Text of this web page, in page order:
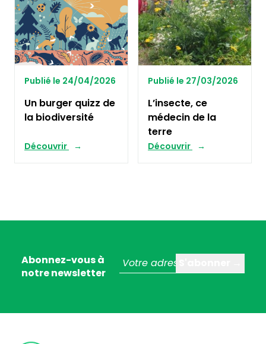
Publié le 24/04/2026
Un burger quizz de
la biodiversité
Découvrir
Publié le 27/03/2026
L’insecte, ce
médecin de la
terre
Découvrir
Abonnez-vous à
notre newsletter